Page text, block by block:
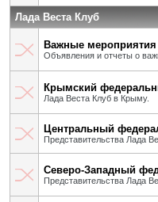
Лада Веста Клуб
Важные мероприятия
Объявления и отчеты о
Крымский
Лада Веста Клуб в Крыму.
Центральный
Представительства Лада
Северо-Западный
Представительства Лада